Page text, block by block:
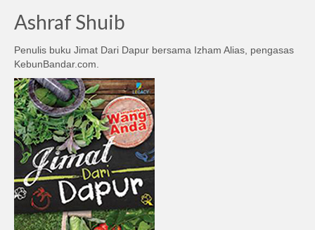
Ashraf Shuib
Penulis buku Jimat Dari Dapur bersama Izham Alias, pengasas
KebunBandar.com.